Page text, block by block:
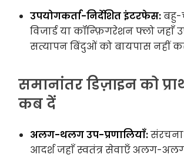
उपयोगकर्ता-निर्देशित इंटरफेस:बहु-
विजार्ड या कॉन्फ़िगरेशन फ्लो जहाँ
सत्यापन बिंदुओं को बायपास नहीं
समानांतर डिज़ाइन को
कब दें
अलग-थलग उप-प्रणालियाँ:
आदर्श जहाँ स्वतंत्र सेवाएँ अलग-अलग